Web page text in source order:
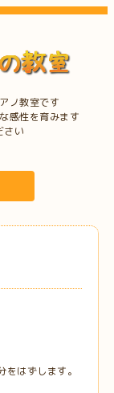
ノ教室です
感性を育みます
さい
はずします。